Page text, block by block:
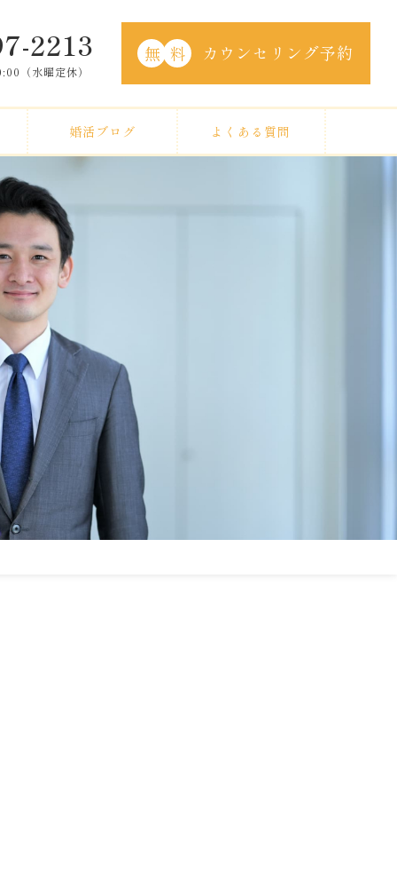
2213
（水曜定休）
カウンセリング予約
無 料
婚活ブログ よくある質問